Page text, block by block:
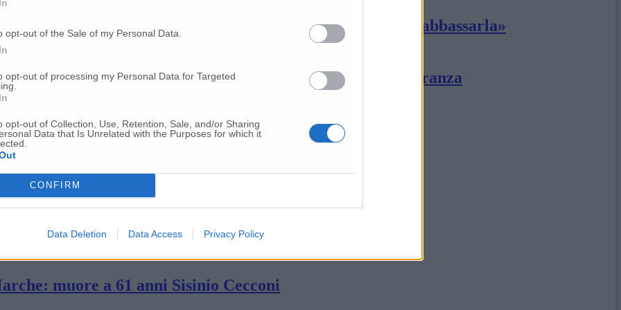
opt-out of the Sale of my Personal Data.
opt-out of processing my Personal Data for Targeted
opt-out of Collection, Use, Retention, Sale, and/or Sharing
Data that Is Unrelated with the Purposes for which it
CONFIRM
Data Deletion Data Access Privacy Policy
pressione ospedaliera è molto alta Dobbiamo riuscire ad abbassarla»
al primo posto in Italia Ma ci sono i primi segnali di speranza
scuole in zona rossa»
sono della provincia di Ancona
Marche ne arriveranno 210mila»
muore a 61 anni Sisinio Cecconi